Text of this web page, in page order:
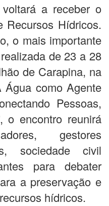
a receber o
Recursos Hídricos.
o mais importante
de 23 a 28
de Carapina, na
Água como Agente
Pessoas,
o encontro reunirá
gestores
sociedade civil
para debater
a preservação e
hídricos.